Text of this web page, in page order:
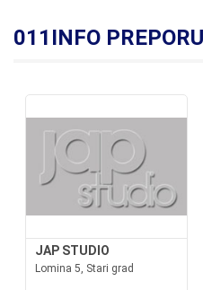
011INFO
JAP STUDIO
Lomina 5, Stari grad